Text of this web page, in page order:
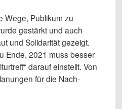
Wege, Publikum zu
gestärkt und auch
und Solidarität gezeigt.
Ende, 2021 muss besser
darauf einstellt. Von
für die Nach-